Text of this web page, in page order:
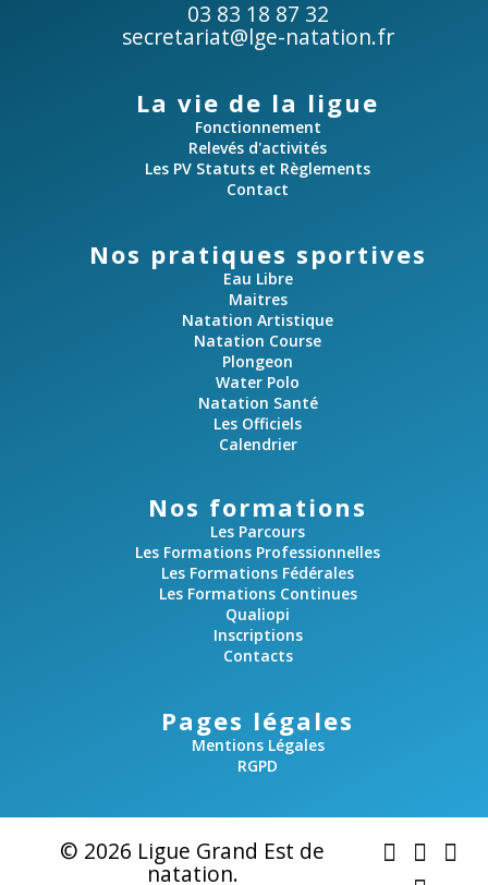
03 83 18 87 32
secretariat@lge-natation.fr
La vie de la ligue
Fonctionnement
Relevés d'activités
Les PV Statuts et Règlements
Contact
Nos pratiques sportives
Eau Libre
Maitres
Natation Artistique
Natation Course
Plongeon
Water Polo
Natation Santé
Les Officiels
Calendrier
Nos formations
Les Parcours
Les Formations Professionnelles
Les Formations Fédérales
Les Formations Continues
Qualiopi
Inscriptions
Contacts
Pages légales
Mentions Légales
RGPD
© 2026 Ligue Grand Est de
natation.